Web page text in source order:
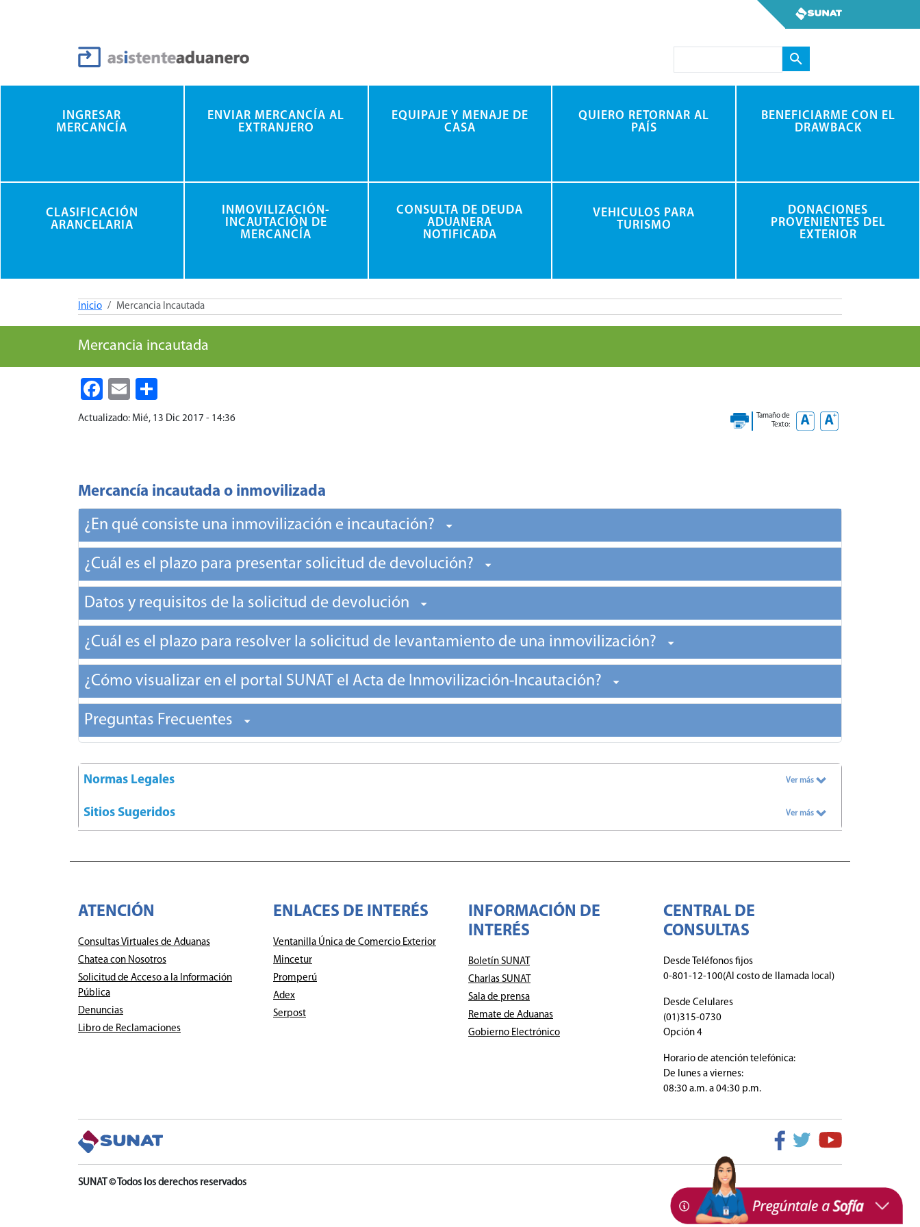
INGRESAR
MERCANCÍA
ENVIAR MERCANCÍA AL
EXTRANJERO
EQUIPAJE Y MENAJE DE
CASA
QUIERO RETORNAR AL
PAÍS
BENEFICIARME CON EL
DRAWBACK
CLASIFICACIÓN
ARANCELARIA
INMOVILIZACIÓN-
INCAUTACIÓN DE
MERCANCÍA
CONSULTA DE DEUDA
ADUANERA
NOTIFICADA
VEHICULOS PARA
TURISMO
DONACIONES
PROVENIENTES DEL
EXTERIOR
Inicio Mercancia Incautada
Mercancia incautada
Facebook
Email
Actualizado: Mié, 13 Dic 2017 - 14:36
Tamaño de
Texto:
Mercancía incautada o inmovilizada
¿En qué consiste una inmovilización e incautación?
¿Cuál es el plazo para presentar solicitud de devolución?
Datos y requisitos de la solicitud de devolución
¿Cuál es el plazo para resolver la solicitud de levantamiento de una inmovilización?
¿Cómo visualizar en el portal SUNAT el Acta de Inmovilización-Incautación?
Preguntas Frecuentes
Normas Legales Ver más
Sitios Sugeridos Ver más
ATENCIÓN
Consultas Virtuales de Aduanas
Chatea con Nosotros
Solicitud de Acceso a la Información
Pública
Denuncias
Libro de Reclamaciones
ENLACES DE INTERÉS
Ventanilla Única de Comercio Exterior
Mincetur
Promperú
Adex
Serpost
INFORMACIÓN DE
INTERÉS
Boletín SUNAT
Charlas SUNAT
Sala de prensa
Remate de Aduanas
Gobierno Electrónico
CENTRAL DE
CONSULTAS
Desde Teléfonos fijos
0-801-12-100(Al costo de llamada local)
Desde Celulares
(01)315-0730
Opción 4
Horario de atención telefónica:
De lunes a viernes:
08:30 a.m. a 04:30 p.m.
SUNAT © Todos los derechos reservados